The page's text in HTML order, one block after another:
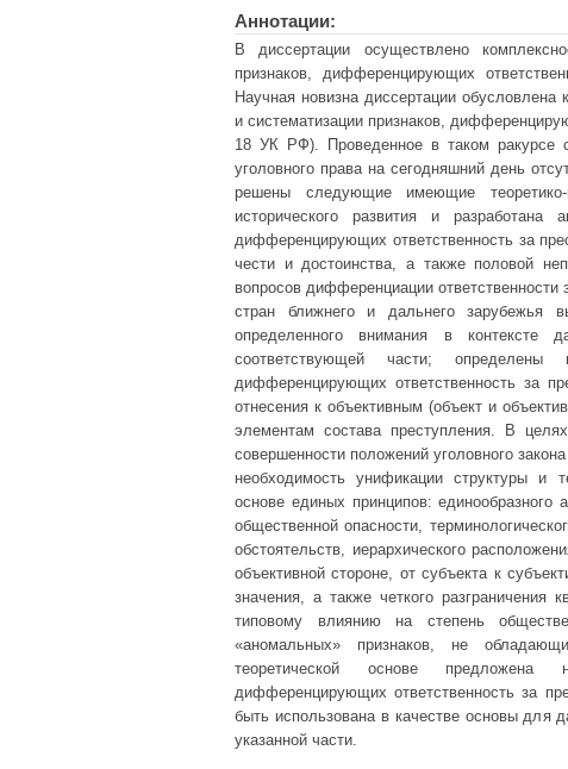
Аннотации:
В диссертации осуществлено
признаков, дифференцирующих
Научная новизна диссертации
и систематизации признаков,
18 УК РФ). Проведенное в таком ракурсе
уголовного права на сегодняшний день
решены следующие имеющие теоретико-
исторического развития и разработана
дифференцирующих ответственность за
чести и достоинства, а также половой
вопросов дифференциации ответственности
стран ближнего и дальнего зарубежья
определенного внимания в контексте
соответствующей части; определены
дифференцирующих ответственность за
отнесения к объективным (объект и
элементам состава преступления. В
совершенности положений уголовного
необходимость унификации структуры и
основе единых принципов: единообразного
общественной опасности,
обстоятельств, иерархического
объективной стороне, от субъекта к
значения, а также четкого
типовому влиянию на степень
«аномальных» признаков, не
теоретической основе предложена
дифференцирующих ответственность за
быть использована в качестве основы для
указанной части.